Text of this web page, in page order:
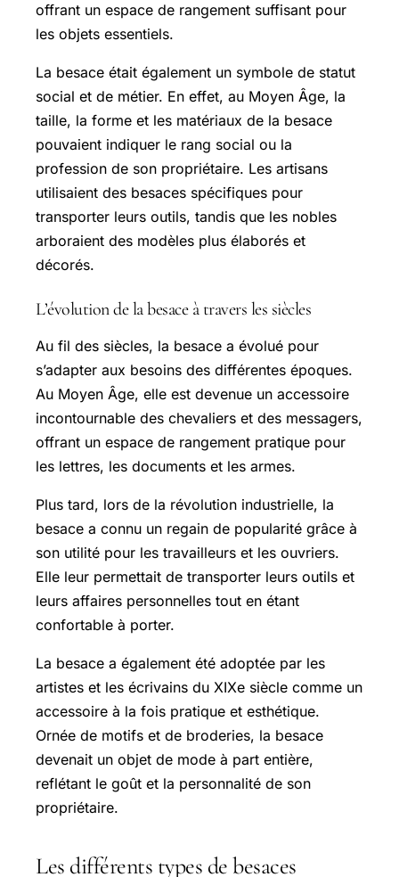
offrant un espace de rangement suffisant pour
les objets essentiels.
La besace était également un symbole de statut
social et de métier. En effet, au Moyen Âge, la
taille, la forme et les matériaux de la besace
pouvaient indiquer le rang social ou la
profession de son propriétaire. Les artisans
utilisaient des besaces spécifiques pour
transporter leurs outils, tandis que les nobles
arboraient des modèles plus élaborés et
décorés.
L’évolution de la besace à travers les siècles
Au fil des siècles, la besace a évolué pour
s’adapter aux besoins des différentes époques.
Au Moyen Âge, elle est devenue un accessoire
incontournable des chevaliers et des messagers,
offrant un espace de rangement pratique pour
les lettres, les documents et les armes.
Plus tard, lors de la révolution industrielle, la
besace a connu un regain de popularité grâce à
son utilité pour les travailleurs et les ouvriers.
Elle leur permettait de transporter leurs outils et
leurs affaires personnelles tout en étant
confortable à porter.
La besace a également été adoptée par les
artistes et les écrivains du XIXe siècle comme un
accessoire à la fois pratique et esthétique.
Ornée de motifs et de broderies, la besace
devenait un objet de mode à part entière,
reflétant le goût et la personnalité de son
propriétaire.
Les différents types de besaces